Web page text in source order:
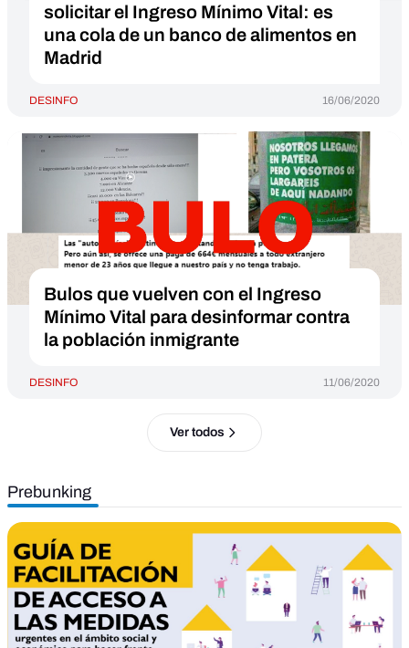
solicitar el Ingreso Mínimo Vital: es
una cola de un banco de alimentos en
Madrid
DESINFO 16/06/2020
Bulos que vuelven con el Ingreso
Mínimo Vital para desinformar contra
la población inmigrante
DESINFO 11/06/2020
Ver todos
Prebunking